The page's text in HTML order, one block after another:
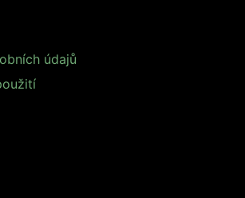
údajů